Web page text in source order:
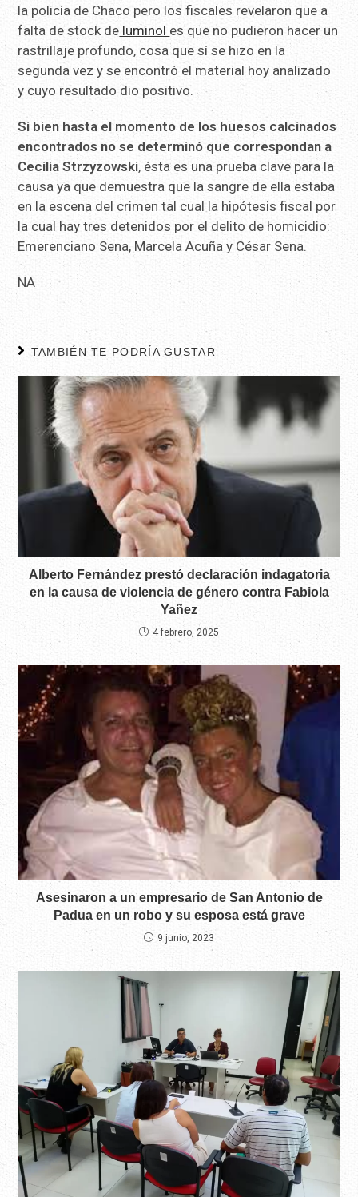
la policía de Chaco pero los fiscales revelaron que a
falta de stock de luminol es que no pudieron hacer un
rastrillaje profundo, cosa que sí se hizo en la
segunda vez y se encontró el material hoy analizado
y cuyo resultado dio positivo.
Si bien hasta el momento de los huesos calcinados
encontrados no se determinó que correspondan a
Cecilia Strzyzowski, ésta es una prueba clave para la
causa ya que demuestra que la sangre de ella estaba
en la escena del crimen tal cual la hipótesis fiscal por
la cual hay tres detenidos por el delito de homicidio:
Emerenciano Sena, Marcela Acuña y César Sena.
NA
TAMBIÉN TE PODRÍA GUSTAR
Alberto Fernández prestó declaración indagatoria
en la causa de violencia de género contra Fabiola
Yañez
4 febrero, 2025
Asesinaron a un empresario de San Antonio de
Padua en un robo y su esposa está grave
9 junio, 2023